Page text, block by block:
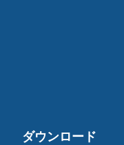
ダウンロード